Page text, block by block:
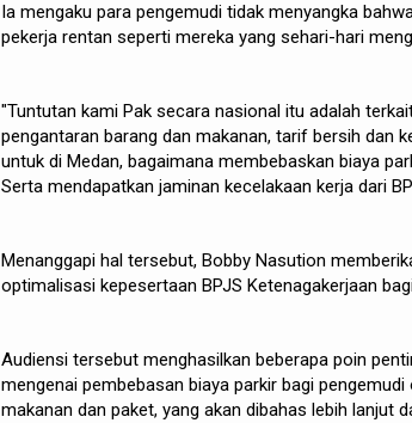
Ia mengaku para pengemudi tidak menyangka
pekerja rentan seperti mereka yang sehari-hari
"Tuntutan kami Pak secara nasional itu adalah
pengantaran barang dan makanan, tarif bersih dan
untuk di Medan, bagaimana membebaskan biaya
Serta mendapatkan jaminan kecelakaan kerja dari
Menanggapi hal tersebut, Bobby Nasution
optimalisasi kepesertaan BPJS Ketenagakerjaan
Audiensi tersebut menghasilkan beberapa poin
mengenai pembebasan biaya parkir bagi
makanan dan paket, yang akan dibahas lebih lanjut